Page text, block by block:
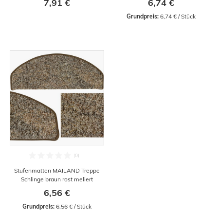
7,91 € 6,74 €
Grundpreis: 6,74 € / Stück
Stufenmatten MAILAND Treppe
Schlinge braun rost meliert
6,56 €
Grundpreis: 6,56 € / Stück